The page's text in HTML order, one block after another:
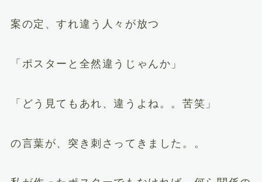
案の定、すれ違う人々が放つ
「ポスターと全然違うじゃんか」
「どう見てもあれ、違うよね。。苦笑」
の言葉が、突き刺さってきました。。